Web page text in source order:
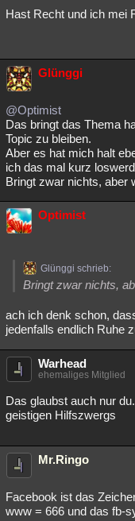
Hast Recht und ich mei
Glünggi
@Optimist
Das bringt das Thema
Topic zu bleiben.
Aber es hat mich halt
ich das mal kurz
Bringt zwar nichts, aber
Optimist
Glünggi schrieb:
Bringt zwar nichts,
ach ich denk schon,
jedenfalls endlich Ruhe
Warhead
ehemaliges Mitglied
Das glaubst auch nur
geistigen Hilfszwergs
Mr.Ringo
Facebook ist das
www = 666 und das fb-